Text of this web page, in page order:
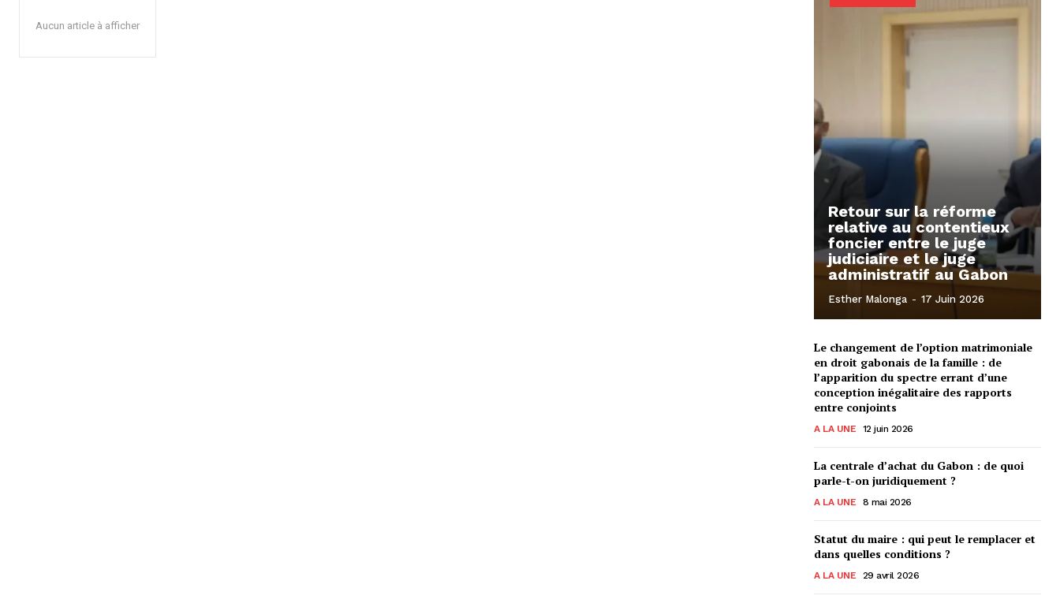
Aucun article à afficher
Retour sur la réforme
relative au contentieux
foncier entre le juge
judiciaire et le juge
administratif au Gabon
Esther Malonga - 17 Juin 2026
Le changement de l’option matrimoniale
en droit gabonais de la famille : de
l’apparition du spectre errant d’une
conception inégalitaire des rapports
entre conjoints
A LA UNE 12 juin 2026
La centrale d’achat du Gabon : de quoi
parle-t-on juridiquement ?
A LA UNE 8 mai 2026
Statut du maire : qui peut le remplacer et
dans quelles conditions ?
A LA UNE 29 avril 2026